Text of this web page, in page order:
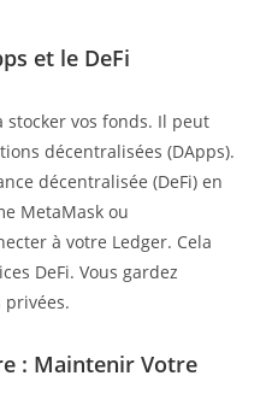
et le DeFi
stocker vos fonds. Il peut
décentralisées (DApps).
décentralisée (DeFi) en
MetaMask ou
à votre Ledger. Cela
DeFi. Vous gardez
privées.
: Maintenir Votre